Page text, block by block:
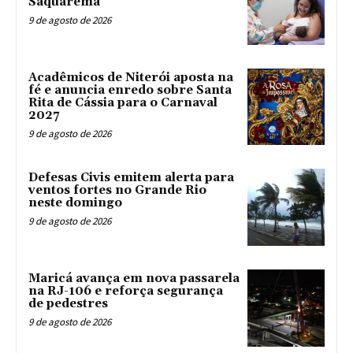
9 de agosto de 2026
Acadêmicos de Niterói aposta na
fé e anuncia enredo sobre Santa
Rita de Cássia para o Carnaval
2027
9 de agosto de 2026
Defesas Civis emitem alerta para
ventos fortes no Grande Rio
neste domingo
9 de agosto de 2026
Maricá avança em nova passarela
na RJ-106 e reforça segurança
de pedestres
9 de agosto de 2026